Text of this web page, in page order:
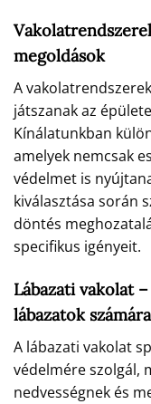
megoldások
A
játszanak az
Kínálatunkban
amelyek nemcsak
védelmet is
kiválasztása során
döntés
specifikus igényeit.
Lábazati vakolat
lábazatok számára
A lábazati vakolat
védelmére szolgál,
nedvességnek és